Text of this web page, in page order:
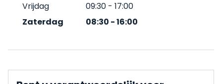
Vrijdag
09:30 - 17:00
Zaterdag
08:30 -16:00